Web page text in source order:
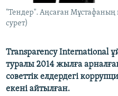
Басқа тілдерде
"Тендер". Аңсаған Мұстафаның
сурет)
Transparency
туралы 2014 жылға
советтік елдердегі
екені айтылған.